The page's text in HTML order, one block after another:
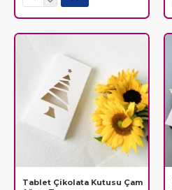
Tablet Çikolata Kutusu Çam